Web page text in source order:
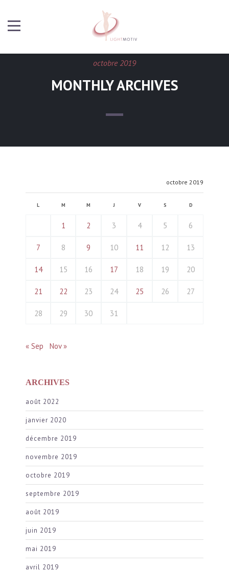
octobre 2019
MONTHLY ARCHIVES
octobre 2019
L M M J V S D
1 2 3 4 5 6
7 8 9 10 11 12 13
14 15 16 17 18 19 20
21 22 23 24 25 26 27
28 29 30 31
« Sep Nov »
ARCHIVES
août 2022
janvier 2020
décembre 2019
novembre 2019
octobre 2019
septembre 2019
août 2019
juin 2019
mai 2019
avril 2019